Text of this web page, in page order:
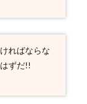
ればならな
ずだ!!